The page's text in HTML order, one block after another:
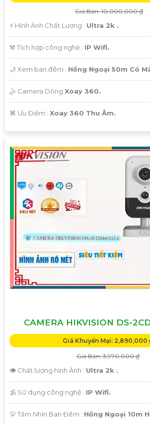
Giá Bán: 10,000,000 ₫
️⚡ Hình Ành Chất Lượng : Ultra 2k .
⚒ Tích hợp công nghệ : IP Wifi.
🌙 Xem ban đêm : Hồng Ngoại 50m Có
🤹 Camera Dòng Xoay 360.
️⌘ Ưu Điểm : Xoay 360 Thu Âm.
CAMERA HIKVISION DS-
Giá Khuyến Mại: 2,890,000
Giá Bán: 3,970,000 ₫
👁 Chất lượng hình Ảnh : Ultra 2k .
🕉️ Sử dụng công nghệ : IP Wifi.
💡 Tầm Nhìn Ban Đêm : Hồng Ngoại 10m